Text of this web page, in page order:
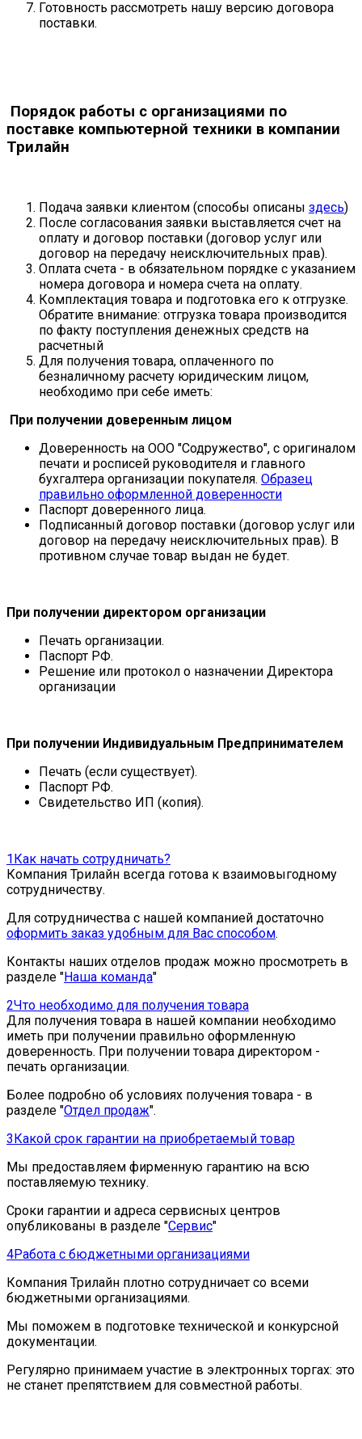
Готовность рассмотреть нашу версию договора
поставки.
Порядок работы с организациями по
поставке компьютерной техники в компании
Трилайн
Подача заявки клиентом (способы описаны здесь)
После согласования заявки выставляется счет на
оплату и договор поставки (договор услуг или
договор на передачу неисключительных прав).
Оплата счета - в обязательном порядке с указанием
номера договора и номера счета на оплату.
Комплектация товара и подготовка его к отгрузке.
Обратите внимание: отгрузка товара производится
по факту поступления денежных средств на
расчетный
Для получения товара, оплаченного по
безналичному расчету юридическим лицом,
необходимо при себе иметь:
При получении доверенным лицом
Доверенность на ООО "Содружество", с оригиналом
печати и росписей руководителя и главного
бухгалтера организации покупателя. Образец
правильно оформленной доверенности
Паспорт доверенного лица.
Подписанный договор поставки (договор услуг или
договор на передачу неисключительных прав). В
противном случае товар выдан не будет.
При получении директором организации
Печать организации.
Паспорт РФ.
Решение или протокол о назначении Директора
организации
При получении Индивидуальным Предпринимателем
Печать (если существует).
Паспорт РФ.
Свидетельство ИП (копия).
1Как начать сотрудничать?
Компания Трилайн всегда готова к взаимовыгодному
сотрудничеству.
Для сотрудничества с нашей компанией достаточно
оформить заказ удобным для Вас способом.
Контакты наших отделов продаж можно просмотреть в
разделе "Наша команда"
2Что необходимо для получения товара
Для получения товара в нашей компании необходимо
иметь при получении правильно оформленную
доверенность. При получении товара директором -
печать организации.
Более подробно об условиях получения товара - в
разделе "Отдел продаж".
3Какой срок гарантии на приобретаемый товар
Мы предоставляем фирменную гарантию на всю
поставляемую технику.
Сроки гарантии и адреса сервисных центров
опубликованы в разделе "Сервис"
4Работа с бюджетными организациями
Компания Трилайн плотно сотрудничает со всеми
бюджетными организациями.
Мы поможем в подготовке технической и конкурсной
документации.
Регулярно принимаем участие в электронных торгах: это
не станет препятствием для совместной работы.